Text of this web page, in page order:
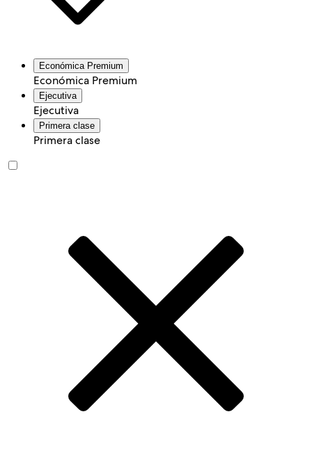
Económica Premium
Económica Premium
Ejecutiva
Ejecutiva
Primera clase
Primera clase